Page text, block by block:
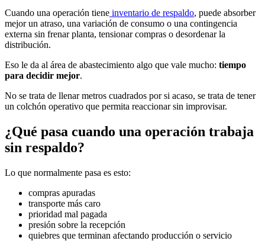
Cuando una operación tiene inventario de respaldo, puede absorber
mejor un atraso, una variación de consumo o una contingencia
externa sin frenar planta, tensionar compras o desordenar la
distribución.
Eso le da al área de abastecimiento algo que vale mucho: tiempo
para decidir mejor.
No se trata de llenar metros cuadrados por si acaso, se trata de tener
un colchón operativo que permita reaccionar sin improvisar.
¿Qué pasa cuando una operación trabaja
sin respaldo?
Lo que normalmente pasa es esto:
compras apuradas
transporte más caro
prioridad mal pagada
presión sobre la recepción
quiebres que terminan afectando producción o servicio